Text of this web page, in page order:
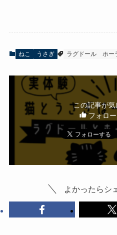
ねこ うさぎ ラグドール ホー
この記事が気
フォロ
よかったらシ